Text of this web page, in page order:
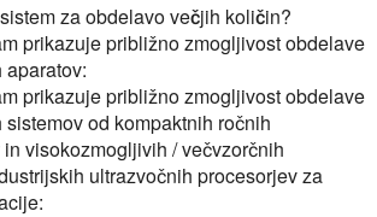
za obdelavo večjih količin?
prikazuje približno zmogljivost obdelave
prikazuje približno zmogljivost obdelave
od kompaktnih ročnih
visokozmogljivih / večvzorčnih
ultrazvočnih procesorjev za